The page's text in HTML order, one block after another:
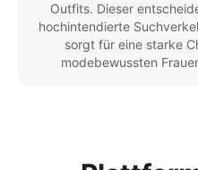
Outfits. Dieser
hochintendierte
sorgt für eine starke
modebewussten